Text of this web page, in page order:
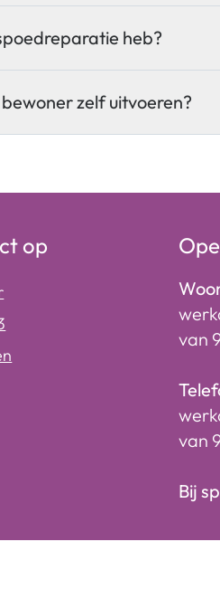
heb?
zelf uitvoeren?
op
van
van
Bij